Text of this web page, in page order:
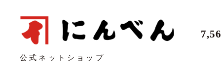
公式ネットショップ